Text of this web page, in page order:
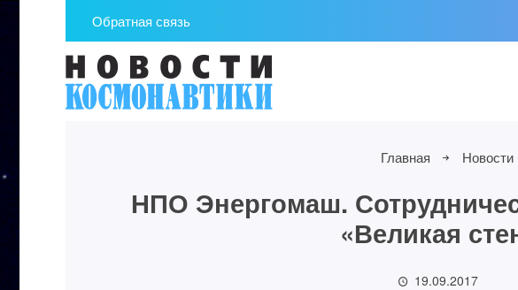
Обратная связь
Главная Новости
НПО Энергомаш.
«Великая
19.09.2017